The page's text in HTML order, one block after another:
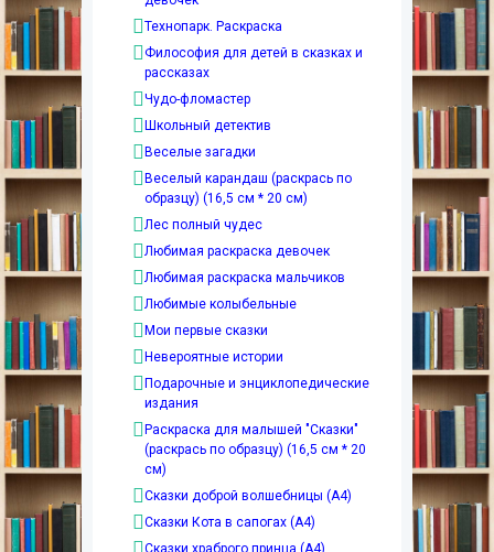
Технопарк. Раскраска
Философия для детей в сказках и
рассказах
Чудо-фломастер
Школьный детектив
Веселые загадки
Веселый карандаш (раскрась по
образцу) (16,5 см * 20 см)
Лес полный чудес
Любимая раскраска девочек
Любимая раскраска мальчиков
Любимые колыбельные
Мои первые сказки
Невероятные истории
Подарочные и энциклопедические
издания
Раскраска для малышей "Сказки"
(раскрась по образцу) (16,5 см * 20
см)
Сказки доброй волшебницы (А4)
Сказки Кота в сапогах (А4)
Сказки храброго принца (А4)